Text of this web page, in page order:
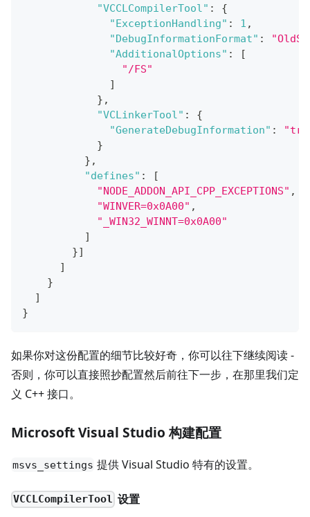
"VCCLCompilerTool" :
{
"ExceptionHandling" : 1 ,
"DebugInformationFormat" :
"AdditionalOptions" :
[
"/FS"
]
} ,
"VCLinkerTool" :
{
"GenerateDebugInformation" :
}
} ,
"defines" :
[
"NODE_ADDON_API_CPP_EXCEPTIONS" ,
"WINVER=0x0A00" ,
"_WIN32_WINNT=0x0A00"
]
}]
]
}
]
}
如果你对这份配置的细节比较好奇，你可以往下继续阅读 -
否则，你可以直接照抄配置然后前往下一步，在那里我们定
义 C++ 接口。
Microsoft Visual Studio 构建配置
msvs_settings 提供 Visual Studio 特有的设置。
VCCLCompilerTool 设置